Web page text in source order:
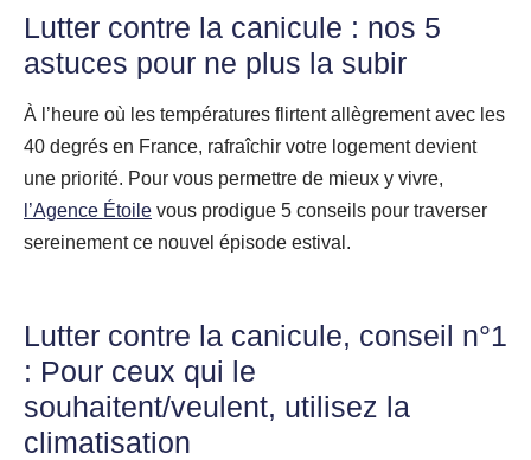
Lutter contre la canicule : nos 5
astuces pour ne plus la subir
À l’heure où les températures flirtent allègrement avec les
40 degrés en France, rafraîchir votre logement devient
une priorité. Pour vous permettre de mieux y vivre,
l’Agence Étoile vous prodigue 5 conseils pour traverser
sereinement ce nouvel épisode estival.
Lutter contre la canicule, conseil n°1
: Pour ceux qui le
souhaitent/veulent, utilisez la
climatisation